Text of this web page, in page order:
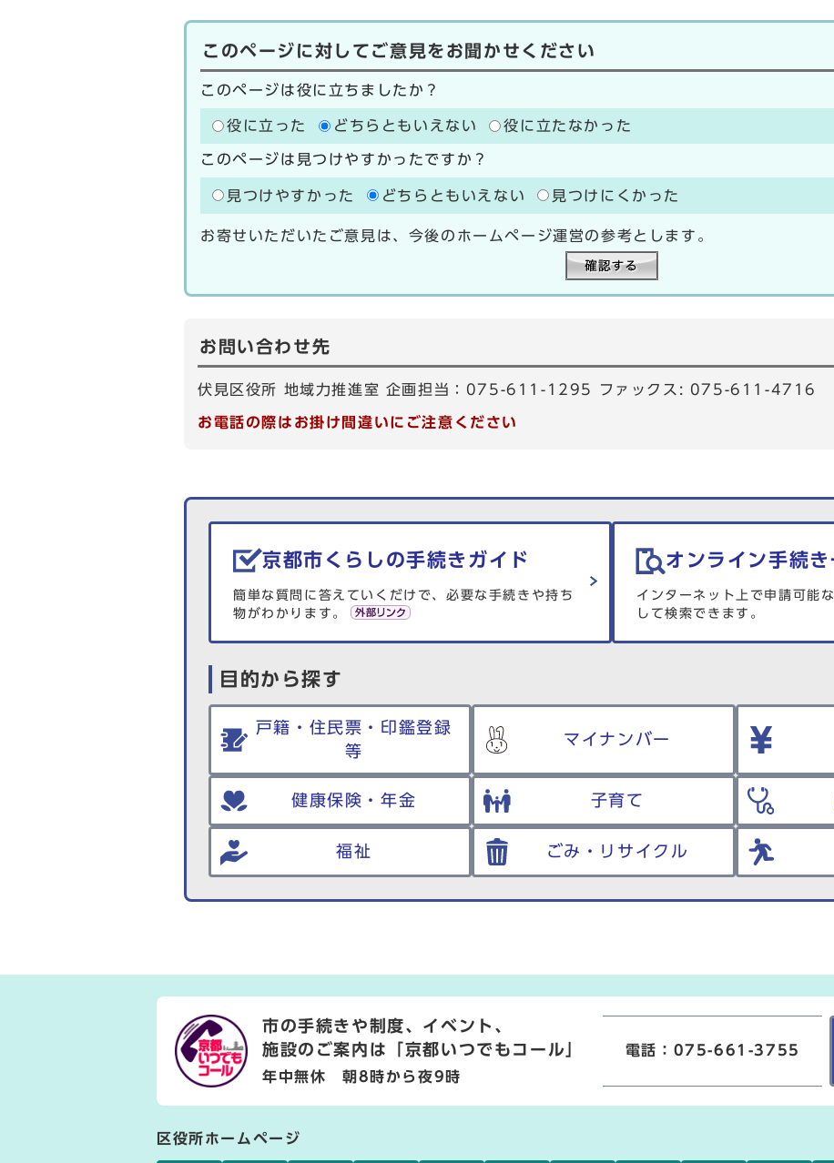
このページに対してご意見をお聞かせください
このページは役に立ちましたか？
役に立った どちらともいえない 役に立たなかった
このページは見つけやすかったですか？
見つけやすかった どちらともいえない 見つけにくかった
お寄せいただいたご意見は、今後のホームページ運営の参考とします。
お問い合わせ先
伏見区役所 地域力推進室 企画担当：075-611-1295 ファックス: 075-611-4716
お電話の際はお掛け間違いにご注意ください
生活情報を探す
京都市くらしの手続きガイド
簡単な質問に答えていくだけで、必要な手続きや持ち
物がわかります。
オンライン手続き
インターネット上で申請可能
して検索できます。
目的から探す
戸籍・住民票・印鑑登録
等
マイナンバー
健康保険・年金 子育て
福祉 ごみ・リサイクル
市の手続きや制度、イベント、
施設のご案内は
「京都いつでもコール」
年中無休 朝8時から夜9時
電話：075-661-3755
区役所ホームページ